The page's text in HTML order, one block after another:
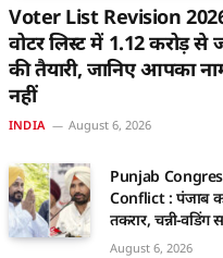
Voter List Revision
वोटर लिस्ट में 1.12 करोड़ से
की तैयारी, जानिए आपका
नहीं
INDIA August 6, 2026
Punjab
Conflict : पंजाब
तकरार, चन्नी-
August 6, 2026